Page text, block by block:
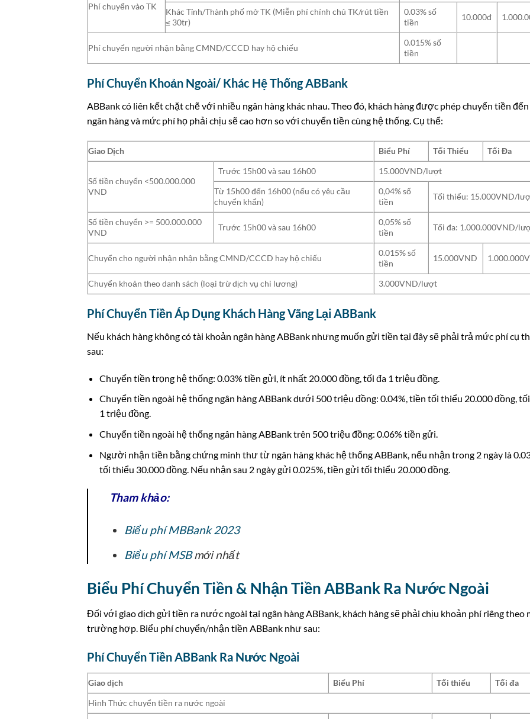
Phí chuyển vào TK
Khác Tỉnh/Thành phố mở TK (Miễn phí chính chủ TK/rút tiền
≤ 30tr)
0.03% số
tiền
10.000đ
Phí chuyển người nhận bằng CMND/CCCD hay hộ chiếu
0.015% số
tiền
Phí Chuyển Khoản Ngoài/ Khác Hệ Thống ABBank
ABBank có liên kết chặt chẽ với nhiều ngân hàng khác nhau. Theo đó, khách hàng được phép chuyển tiền đến
ngân hàng và mức phí họ phải chịu sẽ cao hơn so với chuyển tiền cùng hệ thống. Cụ thể:
Giao Dịch Biểu Phí Tối Thiểu Tối Đa
Số tiền chuyển <500.000.000
VND
Trước 15h00 và sau 16h00
15.000VND/lượt
Từ 15h00 đến 16h00 (nếu có yêu cầu
chuyển khẩn)
0,04% số
tiền
Tối thiểu: 15.000VND/
Số tiền chuyển >= 500.000.000
VND
Trước 15h00 và sau 16h00
0,05% số
tiền
Tối đa: 1.000.000VND/
Chuyển cho người nhận nhận bằng CMND/CCCD hay hộ chiếu
0.015% số
tiền
15.000VND
Chuyển khoản theo danh sách (loại trừ dịch vụ chi lương) 3.000VND/lượt
Phí Chuyển Tiền Áp Dụng Khách Hàng Vãng Lại ABBank
Nếu khách hàng không có tài khoản ngân hàng ABBank nhưng muốn gửi tiền tại đây sẽ phải trả mức phí cụ
sau:
Chuyển tiền trọng hệ thống: 0.03% tiền gửi, ít nhất 20.000 đồng, tối đa 1 triệu đồng.
Chuyển tiền ngoài hệ thống ngân hàng ABBank dưới 500 triệu đồng: 0.04%, tiền tối thiểu 20.000 đồng,
1 triệu đồng.
Chuyển tiền ngoài hệ thống ngân hàng ABBank trên 500 triệu đồng: 0.06% tiền gửi.
Người nhận tiền bằng chứng minh thư từ ngân hàng khác hệ thống ABBank, nếu nhận trong 2 ngày là
tối thiểu 30.000 đồng. Nếu nhận sau 2 ngày gửi 0.025%, tiền gửi tối thiểu 20.000 đồng.
Tham khảo:
Biểu phí MBBank 2023
Biểu phí MSBmới nhất
Biểu Phí Chuyển Tiền & Nhận Tiền ABBank Ra Nước Ngoài
Đối với giao dịch gửi tiền ra nước ngoài tại ngân hàng ABBank, khách hàng sẽ phải chịu khoản phí riêng theo
trường hợp. Biểu phí chuyển/nhận tiền ABBank như sau:
Phí Chuyển Tiền ABBank Ra Nước Ngoài
Giao dịch Biểu Phí Tối thiểu
Tối đa
Hình Thức chuyển tiền ra nước ngoài